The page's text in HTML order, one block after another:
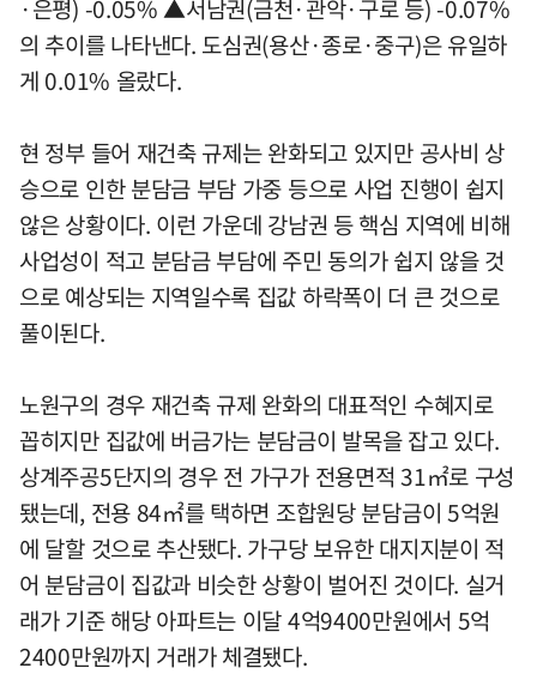
·은평) -0.05% ▲서남권(금천·관악·구로 등) -0.07%
의 추이를 나타낸다. 도심권(용산·종로·중구)은 유일하
게 0.01% 올랐다.
현 정부 들어 재건축 규제는 완화되고 있지만 공사비 상
승으로 인한 분담금 부담 가중 등으로 사업 진행이 쉽지
않은 상황이다. 이런 가운데 강남권 등 핵심 지역에 비해
사업성이 적고 분담금 부담에 주민 동의가 쉽지 않을 것
으로 예상되는 지역일수록 집값 하락폭이 더 큰 것으로
풀이된다.
노원구의 경우 재건축 규제 완화의 대표적인 수혜지로
꼽히지만 집값에 버금가는 분담금이 발목을 잡고 있다.
상계주공5단지의 경우 전 가구가 전용면적 31㎡로 구성
됐는데, 전용 84㎡를 택하면 조합원당 분담금이 5억원
에 달할 것으로 추산됐다. 가구당 보유한 대지지분이 적
어 분담금이 집값과 비슷한 상황이 벌어진 것이다. 실거
래가 기준 해당 아파트는 이달 4억9400만원에서 5억
2400만원까지 거래가 체결됐다.